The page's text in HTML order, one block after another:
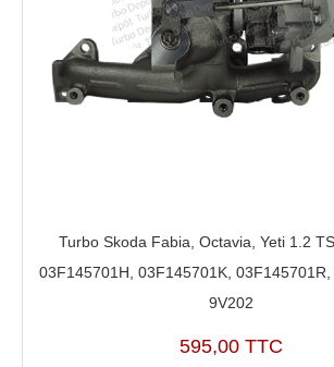
Turbo Skoda Fabia, Octavia, Yeti 1.2
03F145701H, 03F145701K, 03F145701R,
9V202
595,00 TTC